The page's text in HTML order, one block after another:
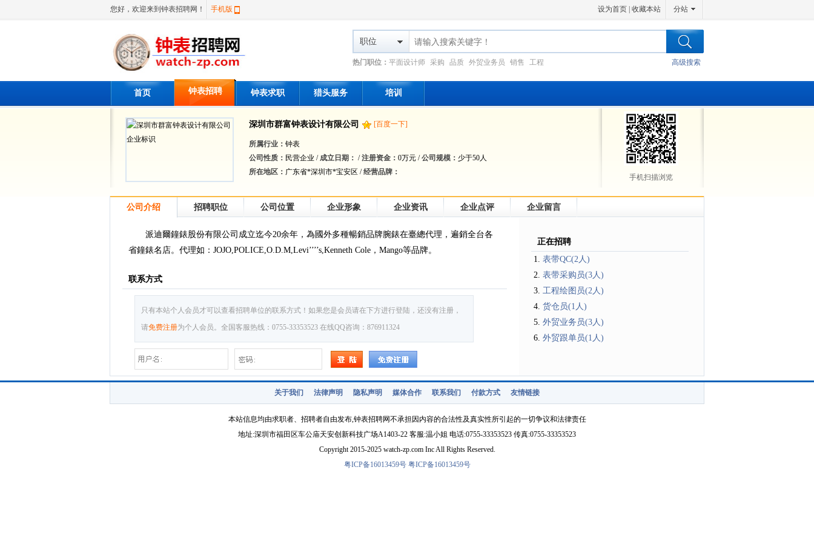
您好，欢迎来到钟表招聘网！ 手机版 设为首页 收藏本站 分站
职位
高级搜索
热门职位： 平面设计师 采购 品质 外贸业务员 销售 工程
首页 钟表招聘 钟表求职 猎头服务 培训
深圳市群富钟表设计有限公司 [百度一下]
所属行业： 钟表
公司性质： 民营企业 /成立日期： /注册资金： 0万元 /公司规模： 少于50人
所在地区： 广东省*深圳市*宝安区 /经营品牌：
手机扫描浏览
公司介绍 招聘职位 公司位置 企业形象 企业资讯 企业点评 企业留言
派迪爾鐘錶股份有限公司成立迄今20余年，為國外多種暢銷品牌腕錶在臺總代理，遍銷全台各
省鐘錶名店。代理如：JOJO,POLICE,O.D.M,Levi’’’’s,Kenneth Cole，Mango等品牌。
联系方式
只有本站个人会员才可以查看招聘单位的联系方式！如果您是会员请在下方进行登陆，还没有注册，
请免费注册为个人会员。全国客服热线：0755-33353523 在线QQ咨询：876911324
正在招聘
表带QC(2人)
表带采购员(3人)
工程绘图员(2人)
货仓员(1人)
外贸业务员(3人)
外贸跟单员(1人)
关于我们 法律声明 隐私声明 媒体合作 联系我们 付款方式 友情链接
本站信息均由求职者、招聘者自由发布,钟表招聘网不承担因内容的合法性及真实性所引起的一切争议和法律责任
地址:深圳市福田区车公庙天安创新科技广场A1403-22 客服:温小姐 电话:0755-33353523 传真:0755-33353523
Copyright 2015-2025 watch-zp.com Inc All Rights Reserved.
粤ICP备16013459号 粤ICP备16013459号